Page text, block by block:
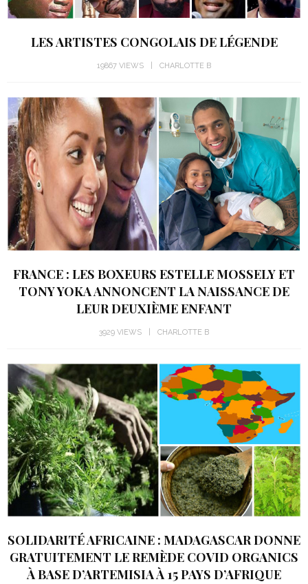
LES ARTISTES CONGOLAIS DE LÉGENDE
19867 VIEWS CHARLOTTE B
FRANCE : LES BOXEURS ESTELLE MOSSELY ET
TONY YOKA ANNONCENT LA NAISSANCE DE
LEUR DEUXIÈME ENFANT
3929 VIEWS CHARLOTTE B
SOLIDARITÉ AFRICAINE : MADAGASCAR DONNE
GRATUITEMENT LE REMÈDE COVID ORGANICS
À BASE D’ARTEMISIA À 15 PAYS D’AFRIQUE